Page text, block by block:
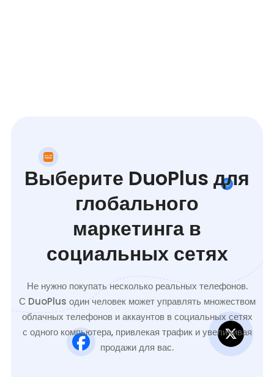
Выберите DuoPlus для
глобального
маркетинга в
социальных сетях
Не нужно покупать несколько реальных телефонов.
С DuoPlus один человек может управлять множеством
облачных телефонов и аккаунтов в социальных сетях
с одного компьютера, привлекая трафик и увеличивая
продажи для вас.